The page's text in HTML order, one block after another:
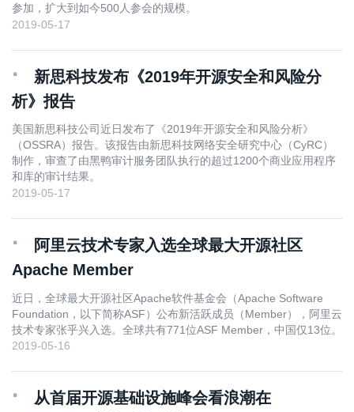
参加，扩大到如今500人参会的规模。
2019-05-17
·
新思科技发布《2019年开源安全和风险分
析》报告
美国新思科技公司近日发布了《2019年开源安全和风险分析》
（OSSRA）报告。该报告由新思科技网络安全研究中心（CyRC）
制作，审查了由黑鸭审计服务团队执行的超过1200个商业应用程序
和库的审计结果。
2019-05-17
·
阿里云技术专家入选全球最大开源社区
Apache Member
近日，全球最大开源社区Apache软件基金会（Apache Software
Foundation，以下简称ASF）公布新活跃成员（Member），阿里云
技术专家张乎兴入选。全球共有771位ASF Member，中国仅13位。
2019-05-16
·
从首届开源基础设施峰会看浪潮在